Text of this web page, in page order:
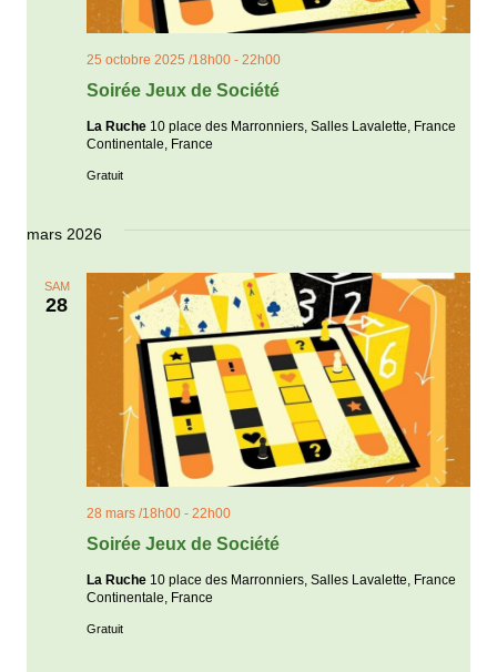
Soirée Jeux de Société
25 octobre 2025 /18h00 - 22h00
La Ruche 10 place des Marronniers, Salles Lavalette, France
Continentale, France
Gratuit
mars 2026
SAM
28
Soirée Jeux de Société
28 mars /18h00 - 22h00
La Ruche 10 place des Marronniers, Salles Lavalette, France
Continentale, France
Gratuit